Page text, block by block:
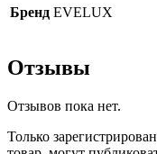
Бренд EVELUX
Отзывы
Отзывов пока нет.
Только